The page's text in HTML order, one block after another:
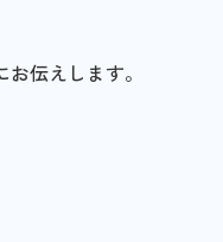
伝えします。